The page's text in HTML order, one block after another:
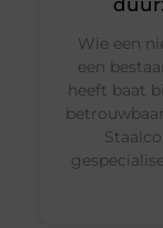
Wie een
een
heeft baat